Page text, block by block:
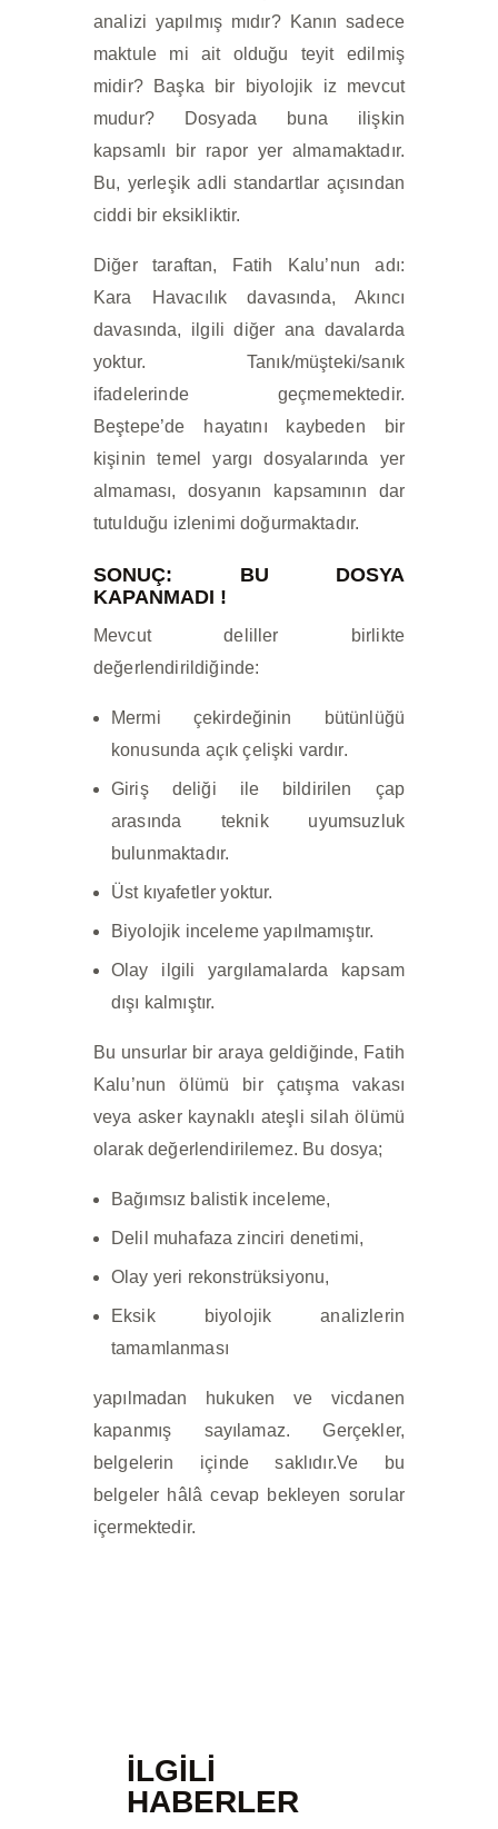
analizi yapılmış mıdır? Kanın sadece
maktule mi ait olduğu teyit edilmiş
midir? Başka bir biyolojik iz mevcut
mudur? Dosyada buna ilişkin
kapsamlı bir rapor yer almamaktadır.
Bu, yerleşik adli standartlar açısından
ciddi bir eksikliktir.
Diğer taraftan, Fatih Kalu’nun adı:
Kara Havacılık davasında, Akıncı
davasında, ilgili diğer ana davalarda
yoktur. Tanık/müşteki/sanık
ifadelerinde geçmemektedir.
Beştepe’de hayatını kaybeden bir
kişinin temel yargı dosyalarında yer
almaması, dosyanın kapsamının dar
tutulduğu izlenimi doğurmaktadır.
SONUÇ: BU DOSYA
KAPANMADI !
Mevcut deliller birlikte
değerlendirildiğinde:
Mermi çekirdeğinin bütünlüğü
konusunda açık çelişki vardır.
Giriş deliği ile bildirilen çap
arasında teknik uyumsuzluk
bulunmaktadır.
Üst kıyafetler yoktur.
Biyolojik inceleme yapılmamıştır.
Olay ilgili yargılamalarda kapsam
dışı kalmıştır.
Bu unsurlar bir araya geldiğinde, Fatih
Kalu’nun ölümü bir çatışma vakası
veya asker kaynaklı ateşli silah ölümü
olarak değerlendirilemez. Bu dosya;
Bağımsız balistik inceleme,
Delil muhafaza zinciri denetimi,
Olay yeri rekonstrüksiyonu,
Eksik biyolojik analizlerin
tamamlanması
yapılmadan hukuken ve vicdanen
kapanmış sayılamaz. Gerçekler,
belgelerin içinde saklıdır.Ve bu
belgeler hâlâ cevap bekleyen sorular
içermektedir.
İLGILI
HABERLER